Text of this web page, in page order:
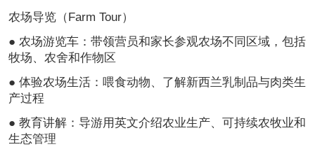
农场导览（Farm Tour）
● 农场游览车：带领营员和家长参观农场不同区域，包括
牧场、农舍和作物区
● 体验农场生活：喂食动物、了解新西兰乳制品与肉类生
产过程
● 教育讲解：导游用英文介绍农业生产、可持续农牧业和
生态管理